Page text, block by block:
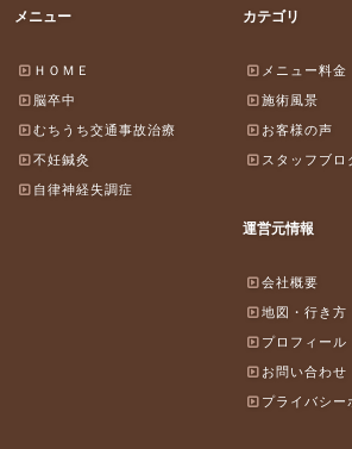
メニュー
ＨＯＭＥ
脳卒中
むちうち交通事故治療
不妊鍼灸
自律神経失調症
カテゴリ
メニュー料金
施術風景
お客様の声
スタッフブロ
運営元情報
会社概要
地図・行き方
プロフィール
お問い合わせ
プライバシー